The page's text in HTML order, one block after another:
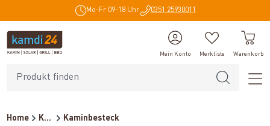
Mo-Fr 09-18 Uhr 0351 25930011
Mein Konto Merkliste Warenkorb
Home Kaminzubehör Kaminbesteck